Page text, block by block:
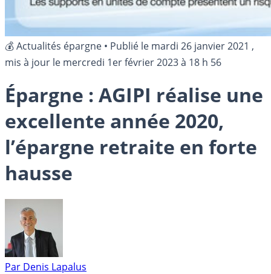
💰 Actualités épargne • Publié le mardi 26 janvier 2021 ,
mis à jour le mercredi 1er février 2023 à 18 h 56
Épargne : AGIPI réalise une
excellente année 2020,
l’épargne retraite en forte
hausse
Par Denis Lapalus